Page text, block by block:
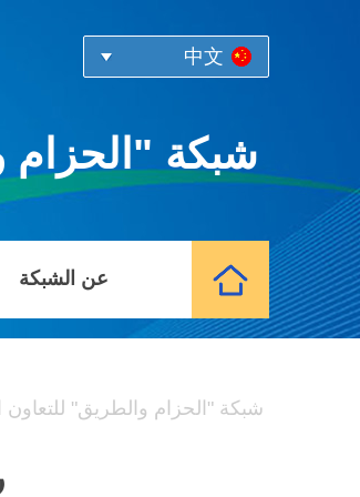
中文
شبكة "الحزام
عن الشبكة
شبكة "الحزام والطريق" للتعاون